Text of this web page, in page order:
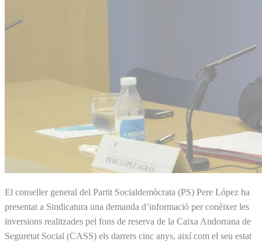
El conseller general del Partit Socialdemòcrata (PS) Pere López ha
presentat a Sindicatura una demanda d’informació per conèixer les
inversions realitzades pel fons de reserva de la Caixa Andorrana de
Seguretat Social (CASS) els darrers cinc anys, així com el seu estat